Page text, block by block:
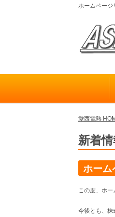
ホームページ
愛西電熱
新着情
ホーム
この度、ホー
今後とも、株